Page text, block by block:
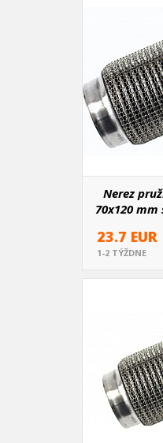
Nerez
70x120
23.7 EUR
1-2 TÝŽDNE